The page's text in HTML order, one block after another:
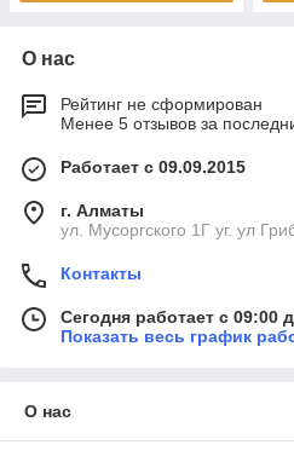
О нас
Рейтинг не сформирован
Менее 5 отзывов за
Работает с 09.09.2015
г. Алматы
ул. Мусоргского 1Г уг. ул
Контакты
Сегодня работает с 09:00
Показать весь график
О нас